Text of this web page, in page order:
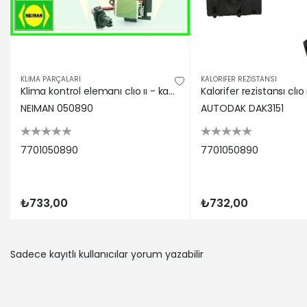
KLİMA PARÇALARI
Klima kontrol elemanı clıo ıı - kangoo ıı- megane - scenıc 1.2-1.4-1.6-1.9-2.0 98 neıman 7701050890
NEIMAN 050890
7701050890
₺733,00
KALORİFER REZİSTANSI
AUTODAK DAK3151
7701050890
₺732,00
Sadece kayıtlı kullanıcılar yorum yazabilir